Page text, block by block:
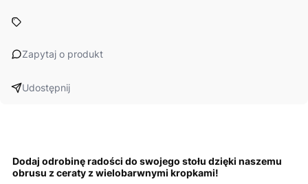
Zapytaj o produkt
Udostępnij
Dodaj odrobinę radości do swojego stołu dzięki naszemu
obrusu z ceraty z wielobarwnymi kropkami!